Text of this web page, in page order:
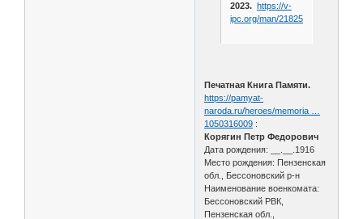
2023. https://v-
ipc.org/man/21825/
Печатная Книга Памяти.
https://pamyat-
naroda.ru/heroes/memoria …
1050316009 :
Корягин Петр Федорович
Дата рождения: __.__.1916
Место рождения: Пензенская
обл., Бессоновский р-н
Наименование военкомата:
Бессоновский РВК,
Пензенская обл.,